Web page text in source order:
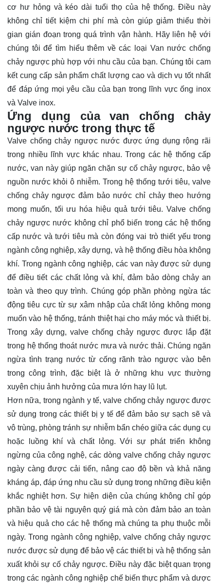
cơ hư hỏng và kéo dài tuổi thọ của hệ thống. Điều này
không chỉ tiết kiệm chi phí mà còn giúp giảm thiểu thời
gian gián đoạn trong quá trình vận hành. Hãy liên hệ với
chúng tôi để tìm hiểu thêm về các loại Van nước chống
chảy ngược phù hợp với nhu cầu của bạn. Chúng tôi cam
kết cung cấp sản phẩm chất lượng cao và dịch vụ tốt nhất
để đáp ứng mọi yêu cầu của bạn trong lĩnh vực ống inox
và Valve inox.
Ứng dụng của van chống chảy
ngược nước trong thực tế
Valve chống chảy ngược nước được ứng dụng rộng rãi
trong nhiều lĩnh vực khác nhau. Trong các hệ thống cấp
nước, van này giúp ngăn chặn sự cố chảy ngược, bảo vệ
nguồn nước khỏi ô nhiễm. Trong hệ thống tưới tiêu, valve
chống chảy ngược đảm bảo nước chỉ chảy theo hướng
mong muốn, tối ưu hóa hiệu quả tưới tiêu. Valve chống
chảy ngược nước không chỉ phổ biến trong các hệ thống
cấp nước và tưới tiêu mà còn đóng vai trò thiết yếu trong
ngành công nghiệp, xây dựng, và hệ thống điều hòa không
khí. Trong ngành công nghiệp, các van này được sử dụng
để điều tiết các chất lỏng và khí, đảm bảo dòng chảy an
toàn và theo quy trình. Chúng góp phần phòng ngừa tác
động tiêu cực từ sự xâm nhập của chất lỏng không mong
muốn vào hệ thống, tránh thiệt hại cho máy móc và thiết bị.
Trong xây dựng, valve chống chảy ngược được lắp đặt
trong hệ thống thoát nước mưa và nước thải. Chúng ngăn
ngừa tình trạng nước từ cống rãnh trào ngược vào bên
trong công trình, đặc biệt là ở những khu vực thường
xuyên chịu ảnh hưởng của mưa lớn hay lũ lụt.
Hơn nữa, trong ngành y tế, valve chống chảy ngược được
sử dụng trong các thiết bị y tế để đảm bảo sự sạch sẽ và
vô trùng, phòng tránh sự nhiễm bẩn chéo giữa các dụng cụ
hoặc luồng khí và chất lỏng. Với sự phát triển không
ngừng của công nghệ, các dòng valve chống chảy ngược
ngày càng được cải tiến, nâng cao độ bền và khả năng
kháng áp, đáp ứng nhu cầu sử dụng trong những điều kiện
khắc nghiệt hơn. Sự hiện diện của chúng không chỉ góp
phần bảo vệ tài nguyên quý giá mà còn đảm bảo an toàn
và hiệu quả cho các hệ thống mà chúng ta phụ thuộc mỗi
ngày. Trong ngành công nghiệp, valve chống chảy ngược
nước được sử dụng để bảo vệ các thiết bị và hệ thống sản
xuất khỏi sự cố chảy ngược. Điều này đặc biệt quan trọng
trong các ngành công nghiệp chế biến thực phẩm và dược